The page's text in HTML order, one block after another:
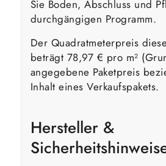
Sie Boden, Abschluss und
durchgängigen Programm.
Der Quadratmeterpreis
beträgt 78,97 € pro m²
angegebene Paketpreis
Inhalt eines Verkaufspakets.
Hersteller &